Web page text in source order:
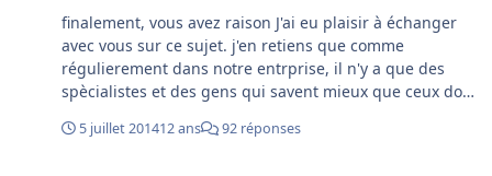
finalement, vous avez raison J'ai eu plaisir à échanger
avec vous sur ce sujet. j'en retiens que comme
régulierement dans notre entrprise, il n'y a que des
spècialistes et des gens qui savent mieux que ceux dont
500 dossiers AT traitées et je vais essayer d'apprendre
5 juillet 201412 ans 92 réponses